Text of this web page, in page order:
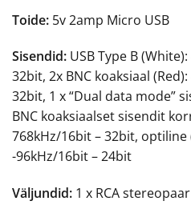
Toide: 5v 2amp Micro USB
Sisendid: USB Type B
32bit, 2x BNC koaksiaal
32bit, 1 x “Dual data mode”
BNC koaksiaalset sisendit
768kHz/16bit – 32bit, optiline
-96kHz/16bit – 24bit
Väljundid: 1 x RCA